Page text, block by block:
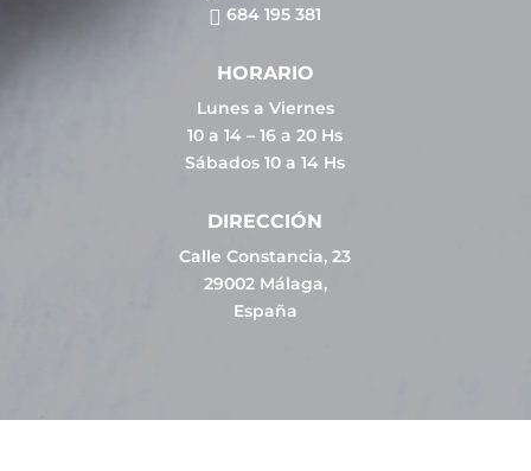
684 195 381
HORARIO
Lunes a Viernes
10 a 14 – 16 a 20 Hs
Sábados 10 a 14 Hs
DIRECCIÓN
Calle Constancia, 23
29002 Málaga,
España